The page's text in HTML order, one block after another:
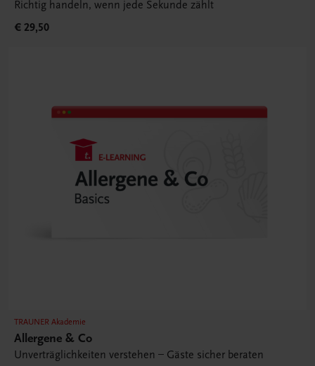
Richtig handeln, wenn jede Sekunde zählt
€ 29,50
TRAUNER Akademie
Allergene & Co
Unverträglichkeiten verstehen – Gäste sicher beraten